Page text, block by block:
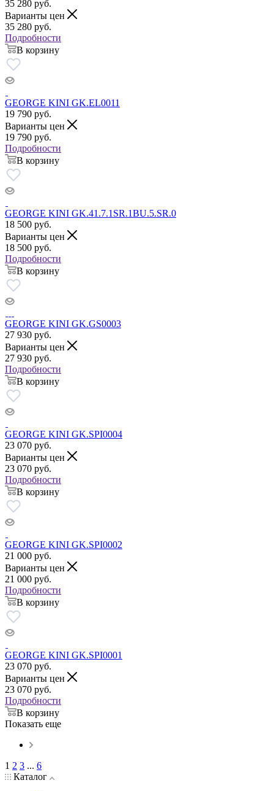
35 280 руб.
Варианты цен
35 280 руб.
Подробности
В корзину
GEORGE KINI GK.EL0011
19 790 руб.
Варианты цен
19 790 руб.
Подробности
В корзину
GEORGE KINI GK.41.7.1SR.1BU.5.SR.0
18 500 руб.
Варианты цен
18 500 руб.
Подробности
В корзину
GEORGE KINI GK.GS0003
27 930 руб.
Варианты цен
27 930 руб.
Подробности
В корзину
GEORGE KINI GK.SPI0004
23 070 руб.
Варианты цен
23 070 руб.
Подробности
В корзину
GEORGE KINI GK.SPI0002
21 000 руб.
Варианты цен
21 000 руб.
Подробности
В корзину
GEORGE KINI GK.SPI0001
23 070 руб.
Варианты цен
23 070 руб.
Подробности
В корзину
Показать еще
1 2 3 ... 6
Каталог